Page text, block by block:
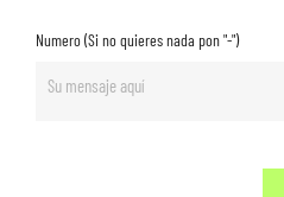
Numero (Si no quieres nada pon "-")